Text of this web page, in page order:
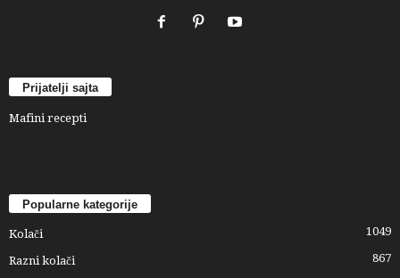
Prijatelji sajta
Mafini recepti
Popularne kategorije
Kolači 1049
Razni kolači 867